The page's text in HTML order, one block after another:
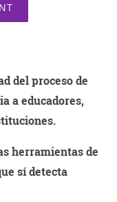
del proceso de
a educadores,
herramientas de
sí detecta